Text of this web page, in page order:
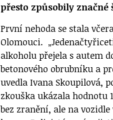
přesto způsobily značné
První nehoda se stala
Olomouci.
alkoholu přejela s autem
betonového obrubníku a
uvedla Ivana Skoupilová,
zkouška ukázala hodnotu
bez zranění, ale na